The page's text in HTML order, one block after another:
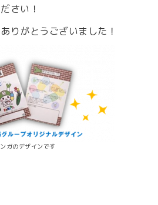
さい！
りがとうございました！
ガのデザインです